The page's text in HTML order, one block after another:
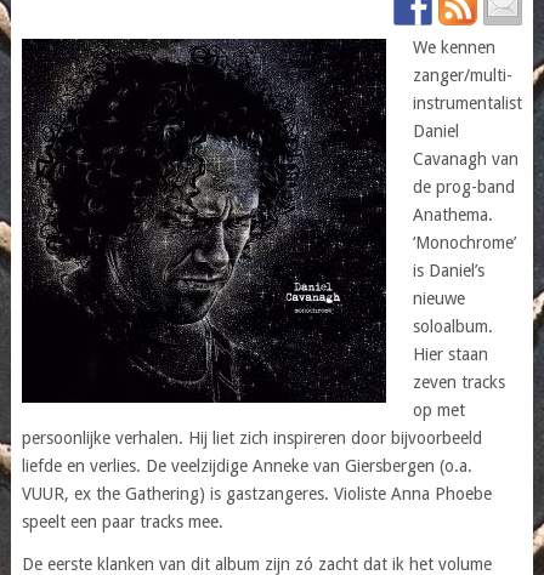
We kennen
zanger/multi-
instrumentalist
Daniel
Cavanagh van
de prog-band
Anathema.
‘Monochrome’
is Daniel’s
nieuwe
soloalbum.
Hier staan
zeven tracks
op met
persoonlijke verhalen. Hij liet zich inspireren door bijvoorbeeld
liefde en verlies. De veelzijdige Anneke van Giersbergen (o.a.
VUUR, ex the Gathering) is gastzangeres. Violiste Anna Phoebe
speelt een paar tracks mee.
De eerste klanken van dit album zijn zó zacht dat ik het volume